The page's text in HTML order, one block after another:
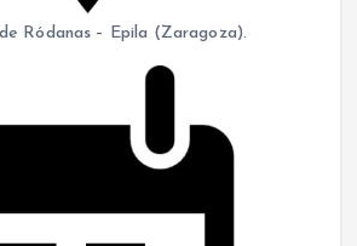
Ródanas – Epila (Zaragoza).